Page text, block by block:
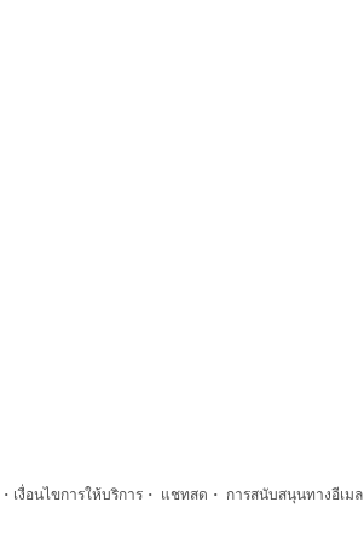
· เงื่อนไขการให้บริการ · แชทสด · การสนับสนุนทางอีเมล